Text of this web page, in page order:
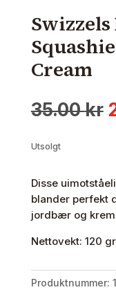
Cream
35.00kr
Utsolgt
Disse
blander perfekt
jordbær og
Nettovekt: 120
Produktnummer: